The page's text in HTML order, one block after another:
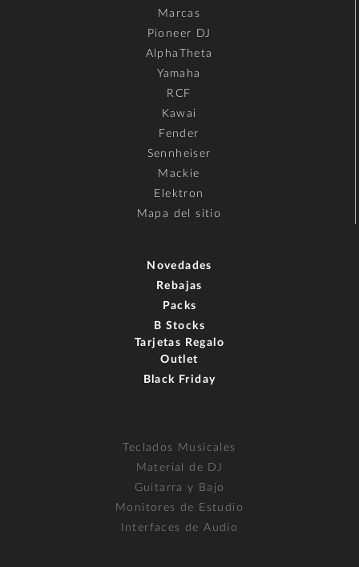
Marcas
Pioneer DJ
AlphaTheta
Yamaha
RCF
Kawai
Fender
Sennheiser
Mackie
Elektron
Mapa del sitio
Novedades
Rebajas
Packs
B Stocks
Tarjetas Regalo
Outlet
Black Friday
Teclados Musicales
Material de DJ
Guitarra y Bajo
Monitores de Estudio
Interfaces de Audio